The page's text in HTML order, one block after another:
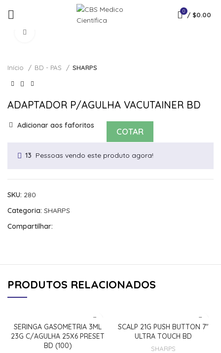
0 / $0.00
Início BD - PAS SHARPS
ADAPTADOR P/AGULHA VACUTAINER BD
Adicionar aos faforitos
COTAR
13 Pessoas vendo este produto agora!
SKU: 280
Categoria: SHARPS
Compartilhar:
PRODUTOS RELACIONADOS
SERINGA GASOMETRIA 3ML
23G C/AGULHA 25X6 PRESET
BD (100)
SCALP 21G PUSH BUTTON 7″
ULTRA TOUCH BD
SHARPS